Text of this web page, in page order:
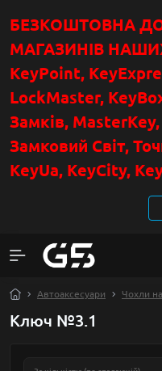
БЕЗКОШТОВНА
МАГАЗИНІВ
KeyPoint,
LockMaster,
Замків,
Замковий Світ,
KeyUa, KeyCity,
Автоаксесуари Чохли
Ключ №3.1